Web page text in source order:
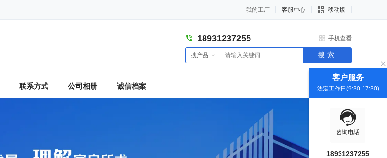
我的工厂 客服中心 移动版
18931237255 手机查看
搜产品 搜索
联系方式 公司相册 诚信档案
客户服务
法定工作日(9:30-17:30)
咨询电话
18931237255